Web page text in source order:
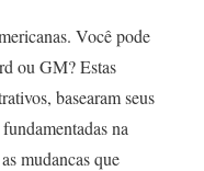
Você pode
ou GM? Estas
basearam seus
na
mudancas que